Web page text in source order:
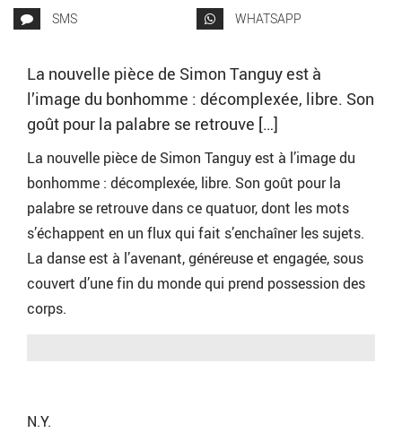
SMS
WHATSAPP
La nouvelle pièce de Simon Tanguy est à
l’image du bonhomme : décomplexée, libre. Son
goût pour la palabre se retrouve […]
La nouvelle pièce de Simon Tanguy est à l’image du
bonhomme : décomplexée, libre. Son goût pour la
palabre se retrouve dans ce quatuor, dont les mots
s’échappent en un flux qui fait s’enchaîner les sujets.
La danse est à l’avenant, généreuse et engagée, sous
couvert d’une fin du monde qui prend possession des
corps.
N.Y.